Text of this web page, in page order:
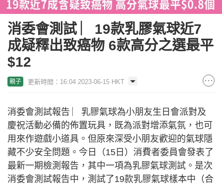
消委會測試 ︳19款乳膠氣球近7
成疑釋出致癌物 6款高分之選最平
$12
親子 更新時間：16:04 2023-06-15 HKT
消委會測試報告 ︳乳膠氣球為小朋友生日會派對及
慶祝活動必備的佈置玩具，既為派對增添氣氛，也可
用來作遊戲小道具。但原來深受小朋友歡迎的氣球隱
藏不少安全問題。今日（15日）消費者委員會發表了
最新一期檢測報告，其中一項為乳膠氣球測試。是次
消委會測試報告中，測試了19款乳膠氣球樣本中（合